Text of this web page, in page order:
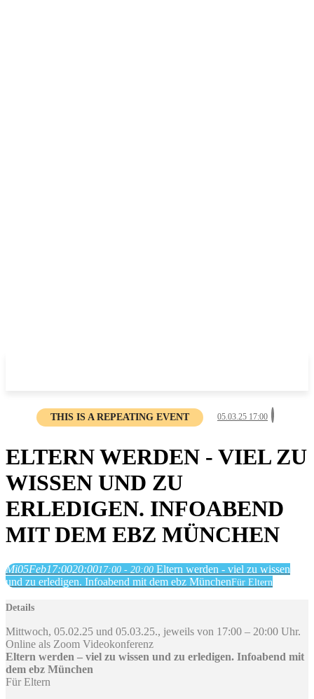
THIS IS A REPEATING EVENT 05.03.25 17:00
ELTERN WERDEN - VIEL ZU
WISSEN UND ZU
ERLEDIGEN. INFOABEND
MIT DEM EBZ MÜNCHEN
Mi05Feb17:0020:0017:00 - 20:00 Eltern werden - viel zu wissen
und zu erledigen. Infoabend mit dem ebz MünchenFür Eltern
Details
Mittwoch, 05.02.25 und 05.03.25., jeweils von 17:00 – 20:00 Uhr.
Online als Zoom Videokonferenz
Eltern werden – viel zu wissen und zu erledigen. Infoabend mit
dem ebz München
Für Eltern